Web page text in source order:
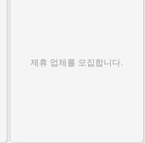
제휴 업체를 모집합니다.